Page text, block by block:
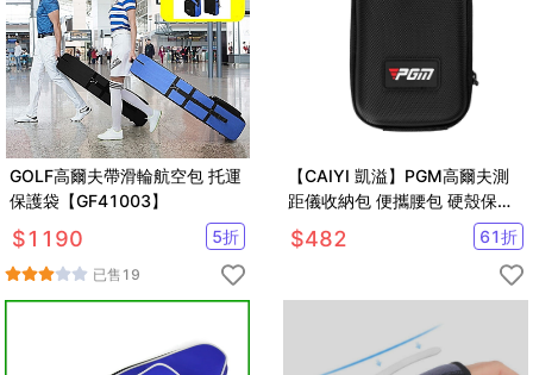
GOLF高爾夫帶滑輪航空包 托運
保護袋【GF41003】
$1190 5折
已售 19
【CAIYI 凱溢】PGM高爾夫測
距儀收納包 便攜腰包 硬殼保護
套
$482 61折